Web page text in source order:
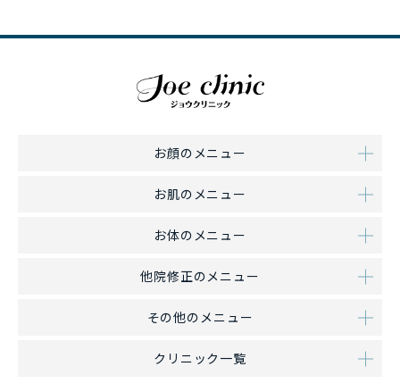
お顔のメニュー
お肌のメニュー
お体のメニュー
他院修正のメニュー
その他のメニュー
クリニック一覧